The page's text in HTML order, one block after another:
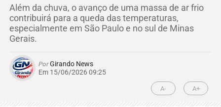
Além da chuva, o avanço de uma massa de ar frio
contribuirá para a queda das temperaturas,
especialmente em São Paulo e no sul de Minas
Gerais.
PorGirando News
Em 15/06/2026 09:25
A- A+